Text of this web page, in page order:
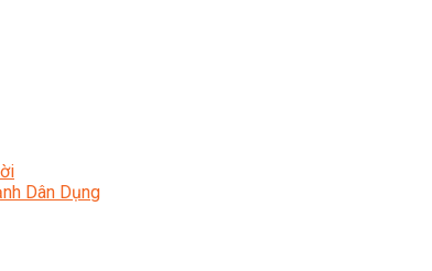
Dân Dụng